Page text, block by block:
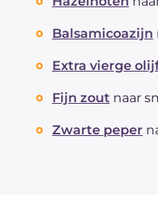
Balsamicoazijn
Extra vierge
Fijn zout naar
Zwarte peper